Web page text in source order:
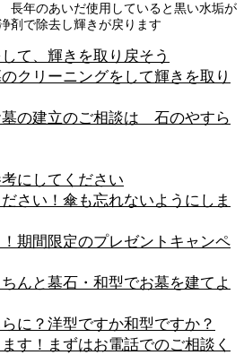
年のあいだ使用していると黒い水垢が
剤で除去し輝きが戻ります
て、輝きを取り戻そう
クリーニングをして輝きを取り
の建立のご相談は 石のやすら
にしてください
さい！傘も忘れないようにしま
期間限定のプレゼントキャンペ
んと墓石・和型でお墓を建てよ
に？洋型ですか和型ですか？
す！まずはお電話でのご相談く